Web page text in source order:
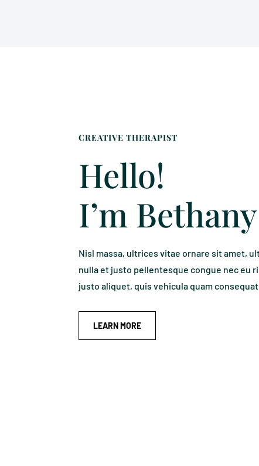
CREATIVE THERAPIST
Hello!
I’m Bethany
Nisl massa, ultrices vitae ornare sit amet,
nulla et justo pellentesque congue nec eu
justo aliquet, quis vehicula quam
LEARN MORE